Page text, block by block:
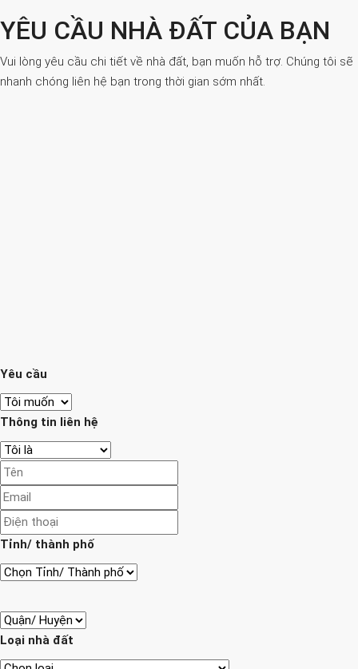
YÊU CẦU NHÀ ĐẤT CỦA BẠN
Vui lòng yêu cầu chi tiết về nhà đất, bạn muốn hỗ trợ. Chúng tôi sẽ
nhanh chóng liên hệ bạn trong thời gian sớm nhất.
Yêu cầu
Thông tin liên hệ
Tỉnh/ thành phố
Loại nhà đất